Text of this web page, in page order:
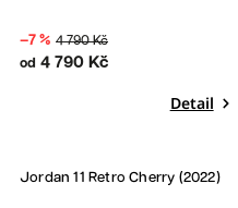
–7 % 4 790 Kč
od 4 790 Kč
Detail
Sleva
Jordan 11 Retro Cherry (2022)